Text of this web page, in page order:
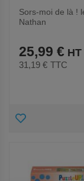
Sors-moi de là !
Nathan
25,99 €
31,19 € TTC
AJOUTER